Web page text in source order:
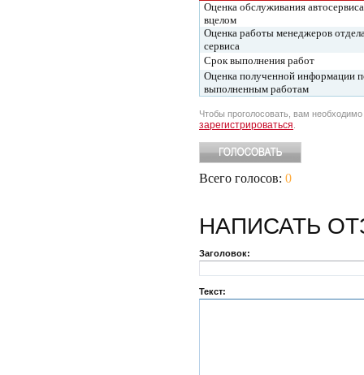
Оценка обслуживания автосервиса
вцелом
Оценка работы менеджеров
сервиса
Срок выполнения работ
Оценка полученной информации
выполненным работам
Чтобы проголосовать, вам необходимо
зарегистрироваться
Всего голосов: 0
НАПИСАТЬ
Заголовок:
Текст: